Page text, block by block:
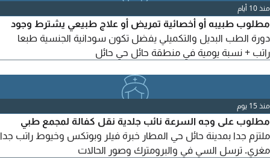
منذ 10 أيام
مطلوب طبيبه أو أخصائية تمريض أو علاج طبيعي يشترط وجود
دورة الطب البديل والتكميلي يفضل تكون سودانية الجنسية طبعا
راتب + نسبة يومية في منطقة حائل حي حائل
منذ 15 يوم
مطلوب على وجه السرعة نائب جلدية نقل كفالة لمجمع طبي
ملتزم جدا بمدينة حائل حي المطار خبرة فيلر وبوتكس وخيوط راتب جدا
مغري. ترسل السي في والبرومترك وصور الحالات